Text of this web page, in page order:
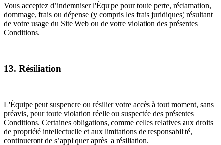
Vous acceptez d’indemniser l'Équipe pour toute perte, réclamation,
dommage, frais ou dépense (y compris les frais juridiques) résultant
de votre usage du Site Web ou de votre violation des présentes
Conditions.
13. Résiliation
L'Équipe peut suspendre ou résilier votre accès à tout moment, sans
préavis, pour toute violation réelle ou suspectée des présentes
Conditions. Certaines obligations, comme celles relatives aux droits
de propriété intellectuelle et aux limitations de responsabilité,
continueront de s’appliquer après la résiliation.